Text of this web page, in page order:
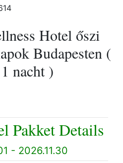
Hotel őszi
Budapesten (
nacht )
Pakket Details
- 2026.11.30